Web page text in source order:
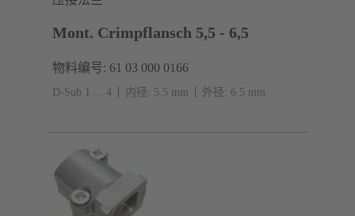
Mont. Crimpflansch 5,5 - 6,5
物料编号: 61 03 000 0166
D-Sub 1 ... 4 内径: 5.5 mm 外径: ‌6.5 mm